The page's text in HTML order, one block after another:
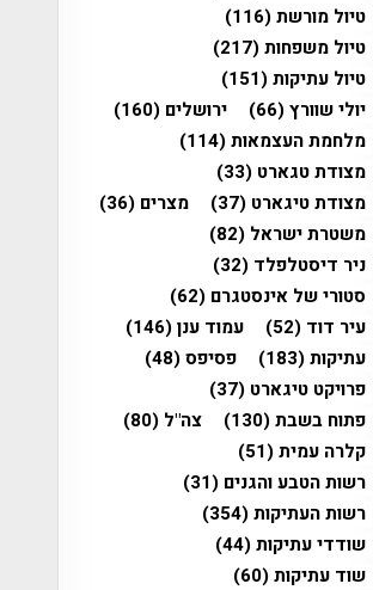
טיול מורשת(116)
טיול משפחות(217)
טיול עתיקות(151)
יולי שוורץ(66) ירושלים (160)
מלחמת העצמאות(114)
מצודת טגארט (33)
מצודת טיגארט (37) מצרים (36)
משטרת ישראל (82)
ניר דיסטלפלד (32)
סטורי של אינסטגרם (62)
עיר דוד (52) עמוד ענן(146)
עתיקות(183) פסיפס(48)
פרויקט טיגארט (37)
פתוח בשבת(130) צה"ל (80)
קלרה עמית(51)
רשות הטבע והגנים (31)
רשות העתיקות(354)
שודדי עתיקות(44)
שוד עתיקות(60)